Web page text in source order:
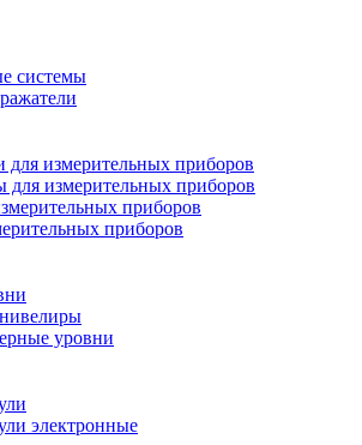
системы
для измерительных приборов
для измерительных приборов
приборов
приборов
уровни
электронные